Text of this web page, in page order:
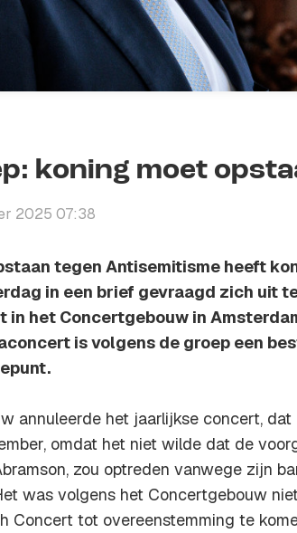
koning moet
2025 07:38
tegen Antisemitisme heeft
in een brief gevraagd zich uit
in het Concertgebouw in
is volgens de groep een
annuleerde het jaarlijkse concert, dat
omdat het niet wilde dat de
zou optreden vanwege zijn
was volgens het Concertgebouw
Concert tot overeenstemming te